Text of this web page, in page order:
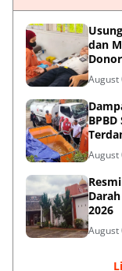
dan
ke-81
August
August
2026
August